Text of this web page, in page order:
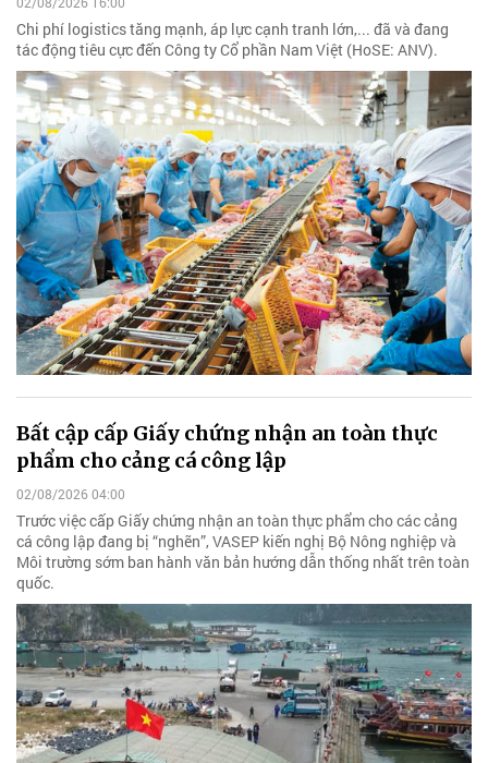
Chi phí logistics tăng mạnh, áp lực cạnh tranh lớn,... đã và đang
tác động tiêu cực đến Công ty Cổ phần Nam Việt (HoSE: ANV).
Bất cập cấp Giấy chứng nhận an toàn thực
phẩm cho cảng cá công lập
02/08/2026 04:00
Trước việc cấp Giấy chứng nhận an toàn thực phẩm cho các cảng
cá công lập đang bị “nghẽn”, VASEP kiến nghị Bộ Nông nghiệp và
Môi trường sớm ban hành văn bản hướng dẫn thống nhất trên toàn
quốc.